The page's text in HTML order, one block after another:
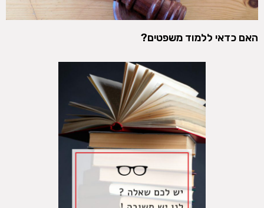
האם כדאי ללמוד משפטים?